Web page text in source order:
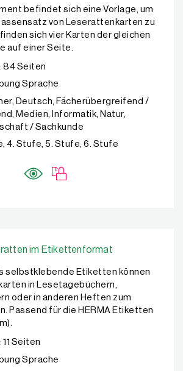
befindet sich eine Vorlage, um
von Leserattenkarten zu
sich vier Karten der gleichen
auf einer Seite.
84 Seiten
Sprache
Deutsch, Fächerübergreifend /
Medien, Informatik, Natur,
/ Sachkunde
4. Stufe, 5. Stufe, 6. Stufe
im Etikettenformat
selbstklebende Etiketten können
in Lesetagebüchern,
oder in anderen Heften zum
Passend für die HERMA Etiketten
11 Seiten
Sprache